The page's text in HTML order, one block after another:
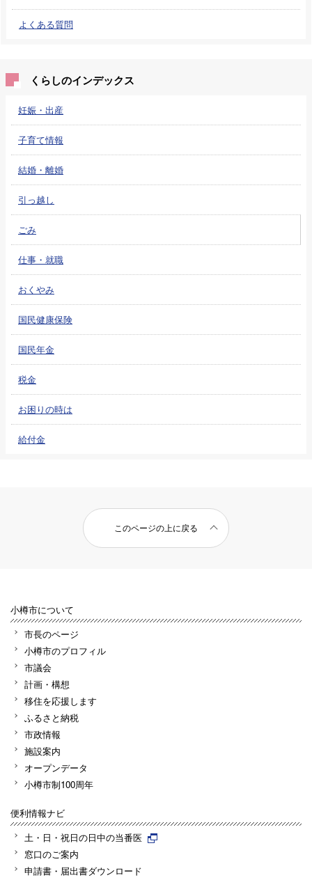
よくある質問
くらしのインデックス
妊娠・出産
子育て情報
結婚・離婚
引っ越し
ごみ
仕事・就職
おくやみ
国民健康保険
国民年金
税金
お困りの時は
給付金
このページの上に戻る
小樽市について
市長のページ
小樽市のプロフィル
市議会
計画・構想
移住を応援します
ふるさと納税
市政情報
施設案内
オープンデータ
小樽市制100周年
便利情報ナビ
土・日・祝日の日中の当番医
窓口のご案内
申請書・届出書ダウンロード